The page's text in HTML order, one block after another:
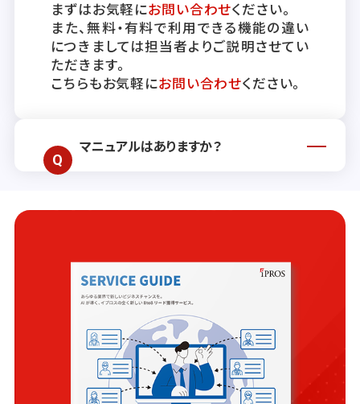
まずはお気軽にお問い合わせください。
また、無料・有料で利用できる機能の違い
につきましては担当者よりご説明させてい
ただきます。
こちらもお気軽にお問い合わせください。
マニュアルはありますか？
はい、本機能に関連するマニュアルはこち